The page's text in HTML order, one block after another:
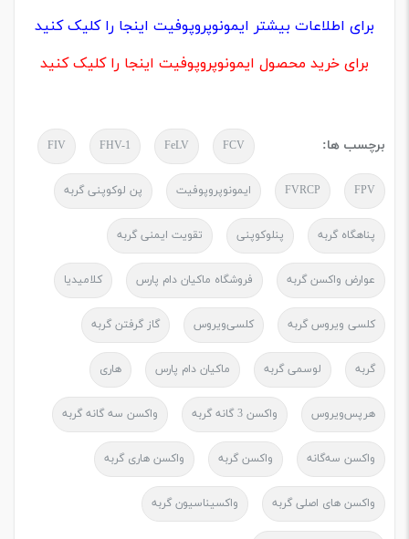
برای اطلاعات بیشتر ایمونوپروپوفیت اینجا را کلیک کنید
برای خرید محصول ایمونوپروپوفیت اینجا را کلیک کنید
برچسب ها: FCV
FeLV
FHV-1
FIV
FPV
FVRCP ایمونوپروپوفیت پن لوکوپنی گربه
پناهگاه گربه پنلوکوپنی تقویت ایمنی گربه
عوارض واکسن گربه فروشگاه ماکیان دام پارس کلامیدیا
کلسی ویروس گربه کلسی‌ویروس گاز گرفتن گربه
گربه لوسمی گربه ماکیان دام پارس هاری
هرپس‌ویروس واکسن 3 گانه گربه واکسن سه گانه گربه
واکسن سه‌گانه واکسن گربه واکسن هاری گربه
واکسن های اصلی گربه واکسیناسیون گربه